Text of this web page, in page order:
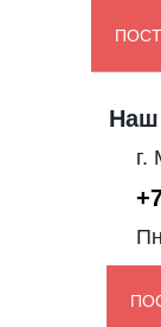
Наш
г.